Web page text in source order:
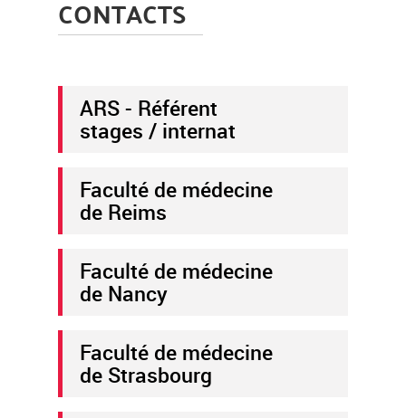
CONTACTS
ARS - Référent
stages / internat
Faculté de médecine
de Reims
Faculté de médecine
de Nancy
Faculté de médecine
de Strasbourg